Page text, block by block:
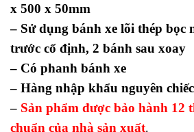
x 500 x 50mm
– Sử dụng bánh xe lõi thép bọc
trước cố định, 2 bánh sau xoay
– Có phanh bánh xe
– Hàng nhập khẩu nguyên
– Sản phẩm được bảo hành 12
chuẩn của nhà sản xuất.